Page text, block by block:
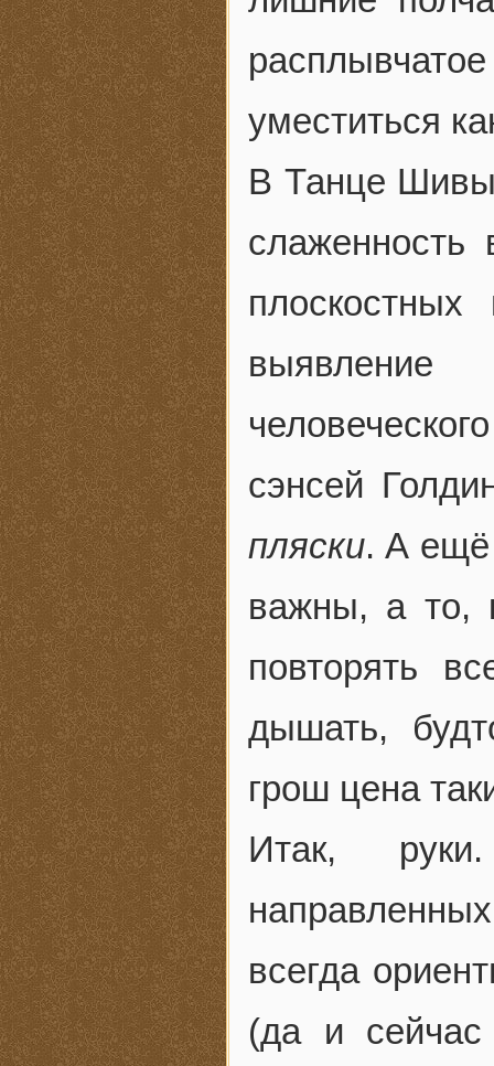
уместиться
В Танце Шивы
слаженность
выявление
сэнсей
пляски. А ещё
важны, а то,
повторять
дышать,
грош цена
Итак,
всегда
(да и